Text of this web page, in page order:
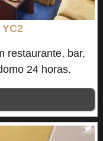
restaurante, bar,
24 horas.